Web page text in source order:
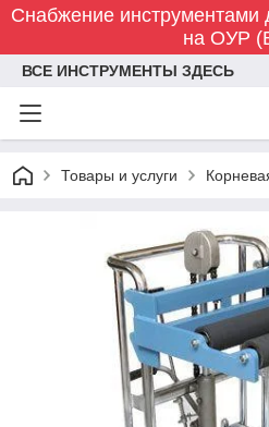
Снабжение инструментами
на ОУР
ВСЕ ИНСТРУМЕНТЫ ЗДЕСЬ
Товары и услуги